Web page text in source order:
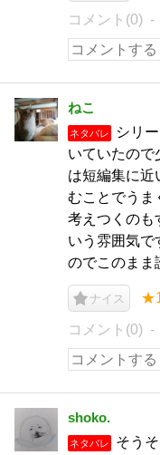
コメント(0)
ねこ
ネタバレ
シリ
いていたので
は短編集に近
むことでうま
考えつくのも
いう雰囲気で
のでこのまま
ナイス
コメント(0)
shoko.
ネタバレ
そう